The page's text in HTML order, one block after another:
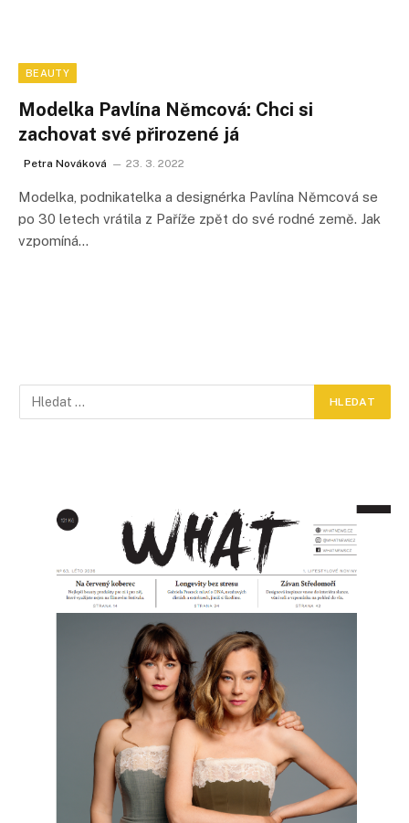
BEAUTY
Modelka Pavlína Němcová: Chci si
zachovat své přirozené já
Petra Nováková 23. 3. 2022
Modelka, podnikatelka a designérka Pavlína Němcová se
po 30 letech vrátila z Paříže zpět do své rodné země. Jak
vzpomíná…